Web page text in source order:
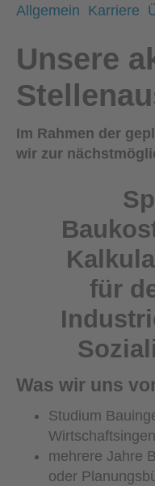
Allgemein Karriere
Unsere
Im Rahmen der
wir zur
für
Was wir uns
Studium
mehrere Jahre
oder